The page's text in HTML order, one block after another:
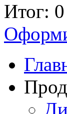
Итог: 0